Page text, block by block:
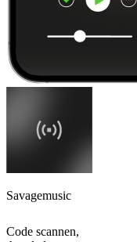
Savagemusic
Code scannen,